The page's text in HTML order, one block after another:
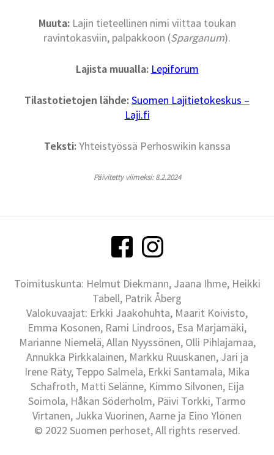
Muuta:Lajin tieteellinen nimi viittaa toukan
ravintokasviin, palpakkoon (Sparganum).
Lajista muualla: Lepiforum
Tilastotietojen lähde:Suomen Lajitietokeskus –
Laji.fi
Teksti:Yhteistyössä Perhoswikin kanssa
Päivitetty viimeksi: 8.2.2024
Toimituskunta: Helmut Diekmann, Jaana Ihme, Heikki
Tabell, Patrik Åberg
Valokuvaajat: Erkki Jaakohuhta, Maarit Koivisto,
Emma Kosonen, Rami Lindroos, Esa Marjamäki,
Marianne Niemelä, Allan Nyyssönen, Olli Pihlajamaa,
Annukka Pirkkalainen, Markku Ruuskanen, Jari ja
Irene Räty, Teppo Salmela, Erkki Santamala, Mika
Schafroth, Matti Selänne, Kimmo Silvonen, Eija
Soimola, Håkan Söderholm, Päivi Torkki, Tarmo
Virtanen, Jukka Vuorinen, Aarne ja Eino Ylönen
© 2022 Suomen perhoset, All rights reserved.